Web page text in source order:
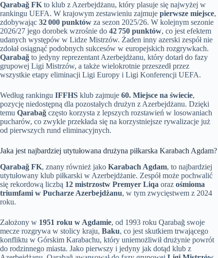
Qarabağ FK to klub z Azerbejdżanu, który plasuje się najwyżej w
rankingu UEFA. W krajowym zestawieniu zajmuje pierwsze miejsce,
zdobywając 32 000 punktów za sezon 2025/26. W kolejnym sezonie
2026/27 jego dorobek wzrośnie do 42 750 punktów, co jest efektem
udanych występów w Lidze Mistrzów. Żaden inny azerski zespół nie
zdołał osiągnąć podobnych sukcesów w europejskich rozgrywkach.
Qarabağ to jedyny reprezentant Azerbejdżanu, który dotarł do fazy
grupowej Ligi Mistrzów, a także wielokrotnie przeszedł przez
wszystkie etapy eliminacji Ligi Europy i Ligi Konferencji UEFA.
Według rankingu IFFHS klub zajmuje 60. Miejsce na świecie,
pozycję niedostępną dla pozostałych drużyn z Azerbejdżanu. Dzięki
temu Qarabağ często korzysta z lepszych rozstawień w losowaniach
pucharów, co zwykle przekłada się na korzystniejsze rywalizacje już
od pierwszych rund eliminacyjnych.
Jaka jest najbardziej utytułowana drużyna piłkarska Karabach Agdam?
Qarabağ FK, znany również jako Karabach Agdam, to najbardziej
utytułowany klub piłkarski w Azerbejdżanie. Zespół może pochwalić
się rekordową liczbą 12 mistrzostw Premyer Liqa oraz ośmioma
triumfami w Pucharze Azerbejdżanu, w tym zwycięstwem z 2024
roku.
Założony w 1951 roku w Agdamie, od 1993 roku Qarabağ swoje
mecze rozgrywa w stolicy kraju, Baku, co jest skutkiem trwającego
konfliktu w Górskim Karabachu, który uniemożliwił drużynie powrót
do rodzinnego miasta. Jako pierwszy i jedyny jak dotąd klub z